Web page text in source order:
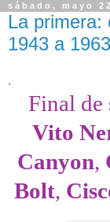
sábado, mayo
La primera:
1943 a
.
Final de
Vito
Canyon,
Bolt,